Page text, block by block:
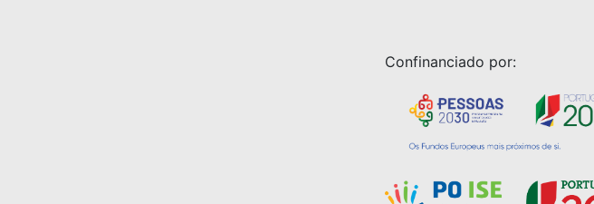
Confinanciado por: